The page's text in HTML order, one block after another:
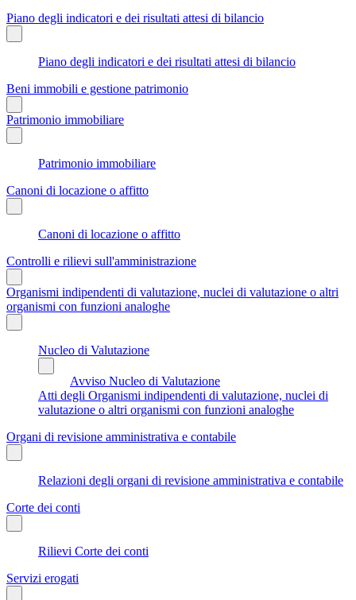
Piano degli indicatori e dei risultati attesi di bilancio
Piano degli indicatori e dei risultati attesi di bilancio
Beni immobili e gestione patrimonio
Patrimonio immobiliare
Patrimonio immobiliare
Canoni di locazione o affitto
Canoni di locazione o affitto
Controlli e rilievi sull'amministrazione
Organismi indipendenti di valutazione, nuclei di valutazione o altri
organismi con funzioni analoghe
Nucleo di Valutazione
Avviso Nucleo di Valutazione
Atti degli Organismi indipendenti di valutazione, nuclei di
valutazione o altri organismi con funzioni analoghe
Organi di revisione amministrativa e contabile
Relazioni degli organi di revisione amministrativa e contabile
Corte dei conti
Rilievi Corte dei conti
Servizi erogati